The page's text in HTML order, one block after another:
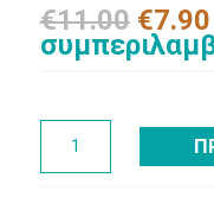
€11.00
price
was:
€7.90
ΜΑΥΡΙΣΜΑΤΟΣ